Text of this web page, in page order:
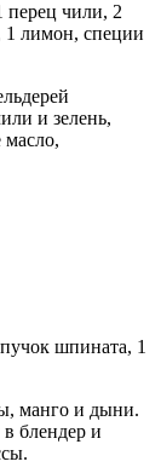
перец чили, 2
1 лимон, специи
и зелень,
масло,
шпината, 1
манго и дыни.
блендер и